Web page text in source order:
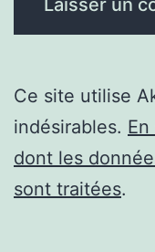
Ce site utilise
indésirables.
dont les
sont traitées.